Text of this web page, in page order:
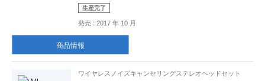
生産完了
発売 : 2017 年 10 月
商品情報
ワイヤレスノイズキャンセリングステレオヘッドセット